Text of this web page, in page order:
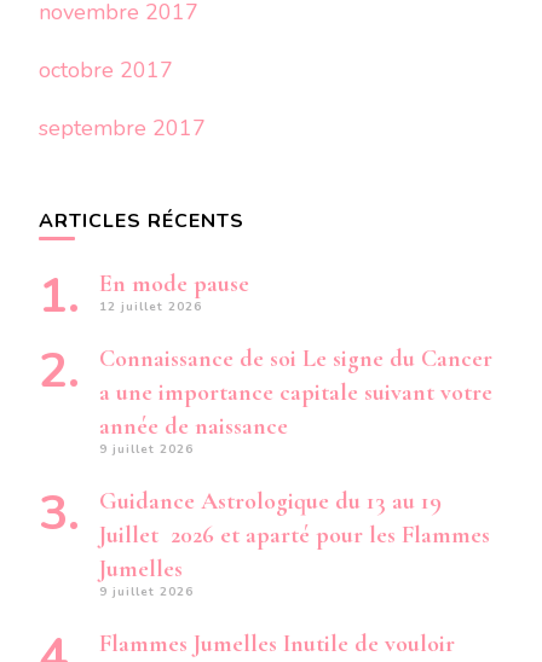
novembre 2017
octobre 2017
septembre 2017
ARTICLES RÉCENTS
En mode pause
12 juillet 2026
Connaissance de soi Le signe du Cancer
a une importance capitale suivant votre
année de naissance
9 juillet 2026
Guidance Astrologique du 13 au 19
Juillet 2026 et aparté pour les Flammes
Jumelles
9 juillet 2026
Flammes Jumelles Inutile de vouloir